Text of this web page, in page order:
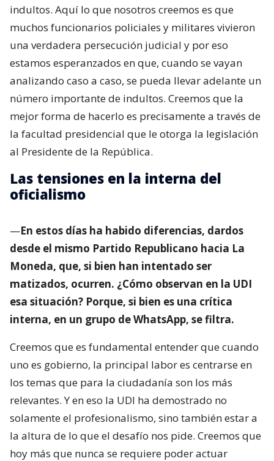
indultos. Aquí lo que nosotros creemos es que
muchos funcionarios policiales y militares vivieron
una verdadera persecución judicial y por eso
estamos esperanzados en que, cuando se vayan
analizando caso a caso, se pueda llevar adelante un
número importante de indultos. Creemos que la
mejor forma de hacerlo es precisamente a través de
la facultad presidencial que le otorga la legislación
al Presidente de la República.
Las tensiones en la interna del
oficialismo
—En estos días ha habido diferencias, dardos
desde el mismo Partido Republicano hacia La
Moneda, que, si bien han intentado ser
matizados, ocurren. ¿Cómo observan en la UDI
esa situación? Porque, si bien es una crítica
interna, en un grupo de WhatsApp, se filtra.
Creemos que es fundamental entender que cuando
uno es gobierno, la principal labor es centrarse en
los temas que para la ciudadanía son los más
relevantes. Y en eso la UDI ha demostrado no
solamente el profesionalismo, sino también estar a
la altura de lo que el desafío nos pide. Creemos que
hoy más que nunca se requiere poder actuar